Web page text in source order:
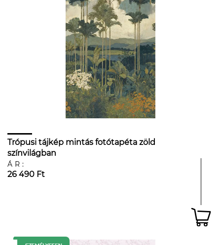
Trópusi tájkép mintás fotótapéta zöld
színvilágban
ÁR:
26 490 Ft